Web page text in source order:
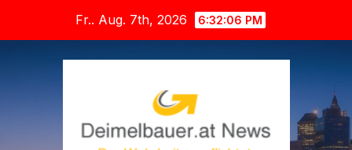
Fr.. Aug. 7th, 2026 6:32:08 PM